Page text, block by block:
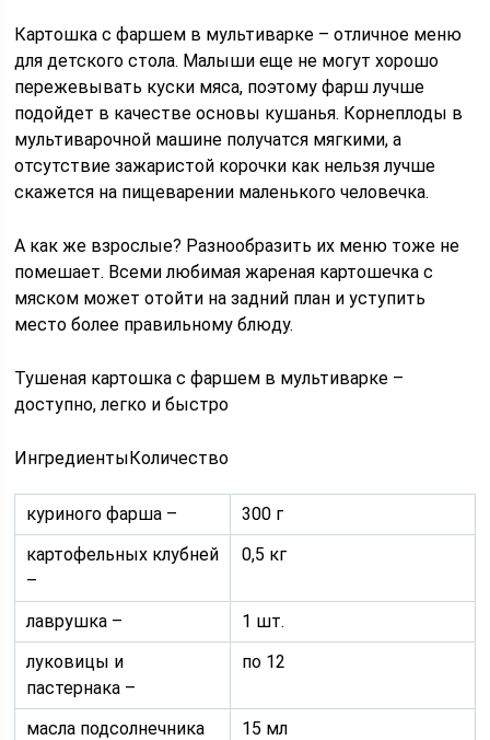
Картошка с фаршем в мультиварке – отличное меню
для детского стола. Малыши еще не могут хорошо
пережевывать куски мяса, поэтому фарш лучше
подойдет в качестве основы кушанья. Корнеплоды в
мультиварочной машине получатся мягкими, а
отсутствие зажаристой корочки как нельзя лучше
скажется на пищеварении маленького человечка.
А как же взрослые? Разнообразить их меню тоже не
помешает. Всеми любимая жареная картошечка с
мяском может отойти на задний план и уступить
место более правильному блюду.
Тушеная картошка с фаршем в мультиварке –
доступно, легко и быстро
ИнгредиентыКоличество
куриного фарша –
300 г
картофельных клубней
–
0,5 кг
лаврушка –
1 шт.
луковицы и
пастернака –
по 12
масла подсолнечника
15 мл